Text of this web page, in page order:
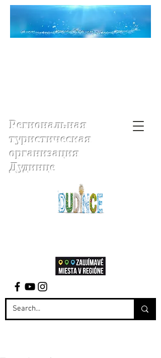
Региональная
туристическая
организация
Дудинце